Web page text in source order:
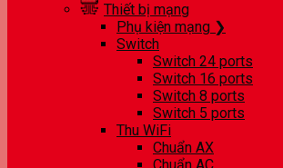
Thiết bị mạng
Phụ kiện mạng ❯
Switch
Switch 24 ports
Switch 16 ports
Switch 8 ports
Switch 5 ports
Thu WiFi
Chuẩn AX